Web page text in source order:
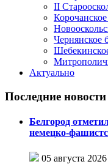
II
Чернянское
Актуально
Последние новости
Белгород
немецко-
05 августа 2026